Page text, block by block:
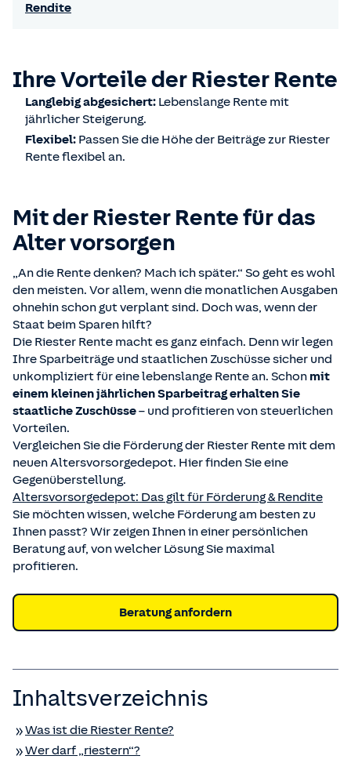
Rendite
Ihre Vorteile der Riester Rente
Langlebig abgesichert: Lebenslange Rente mit
jährlicher Steigerung.
Flexibel: Passen Sie die Höhe der Beiträge zur Riester
Rente flexibel an.
Mit der Riester Rente für das
Alter vorsorgen
„An die Rente denken? Mach ich später.“ So geht es wohl
den meisten. Vor allem, wenn die monatlichen Ausgaben
ohnehin schon gut verplant sind. Doch was, wenn der
Staat beim Sparen hilft?
Die Riester Rente macht es ganz einfach. Denn wir legen
Ihre Sparbeiträge und staatlichen Zuschüsse sicher und
unkompliziert für eine lebenslange Rente an. Schon mit
einem kleinen jährlichen Sparbeitrag erhalten Sie
staatliche Zuschüsse– und profitieren von steuerlichen
Vorteilen.
Vergleichen Sie die Förderung der Riester Rente mit dem
neuen Altersvorsorgedepot. Hier finden Sie eine
Gegenüberstellung.
Altersvorsorgedepot: Das gilt für Förderung & Rendite
Sie möchten wissen, welche Förderung am besten zu
Ihnen passt? Wir zeigen Ihnen in einer persönlichen
Beratung auf, von welcher Lösung Sie maximal
profitieren.
Beratung anfordern
Inhaltsverzeichnis
Was ist die Riester Rente?
Wer darf „riestern“?